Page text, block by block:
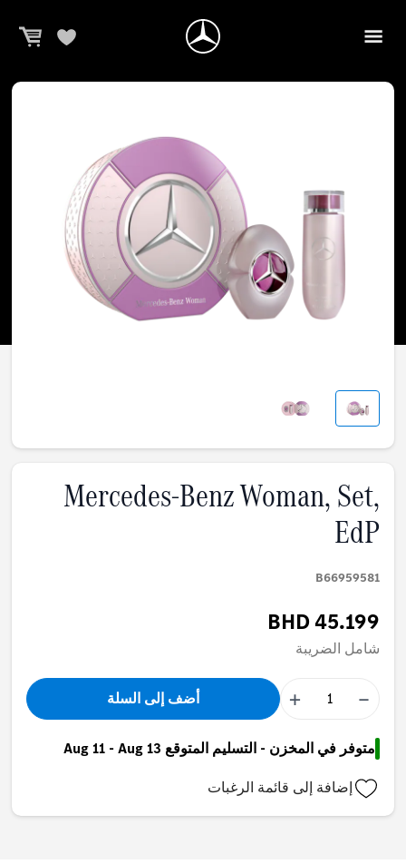
Mercedes-Benz Woman, Set,
EdP
B66959581
BHD 45.199
شامل الضريبة
−
+ أضف إلى السلة
متوفر في المخزن - التسليم المتوقع Aug 11 - Aug 13
إضافة إلى قائمة الرغبات